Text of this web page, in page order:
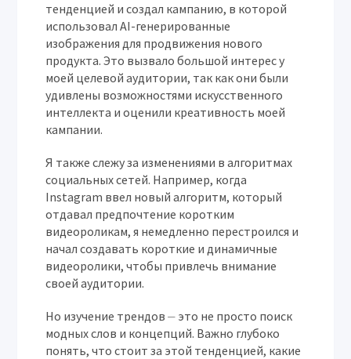
тенденцией и создал кампанию, в которой
использовал AI-генерированные
изображения для продвижения нового
продукта. Это вызвало большой интерес у
моей целевой аудитории, так как они были
удивлены возможностями искусственного
интеллекта и оценили креативность моей
кампании.
Я также слежу за изменениями в алгоритмах
социальных сетей. Например, когда
Instagram ввел новый алгоритм, который
отдавал предпочтение коротким
видеороликам, я немедленно перестроился и
начал создавать короткие и динамичные
видеоролики, чтобы привлечь внимание
своей аудитории.
Но изучение трендов ⏤ это не просто поиск
модных слов и концепций. Важно глубоко
понять, что стоит за этой тенденцией, какие